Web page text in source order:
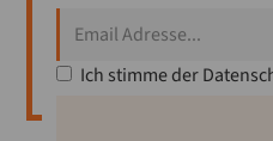
Ich stimme der